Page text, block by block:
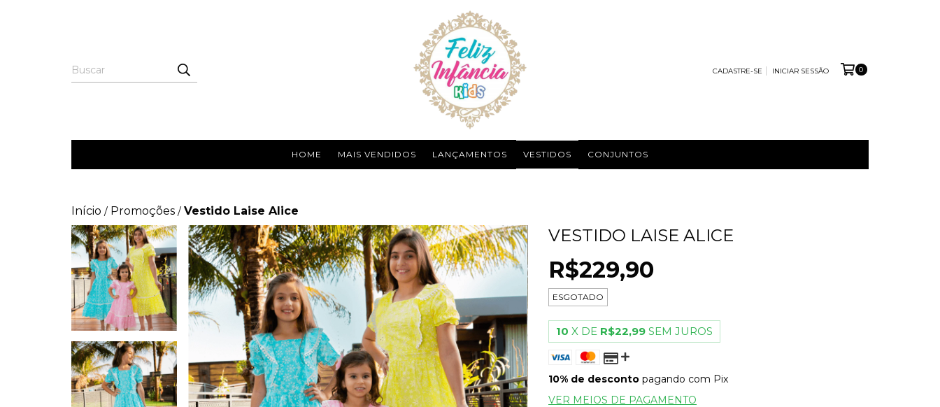
CADASTRE-SE INICIAR SESSÃO 0
HOME MAIS VENDIDOS LANÇAMENTOS VESTIDOS CONJUNTOS
Início / Promoções / Vestido Laise Alice
VESTIDO LAISE ALICE
R$229,90
ESGOTADO
10 X DE R$22,99 SEM JUROS
10% de desconto pagando com Pix
VER MEIOS DE PAGAMENTO